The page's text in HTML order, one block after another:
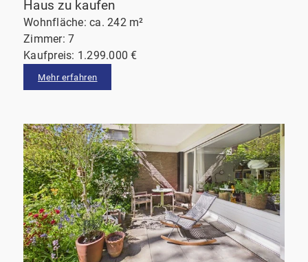
Haus zu kaufen
Wohnfläche: ca. 242 m²
Zimmer: 7
Kaufpreis: 1.299.000 €
Mehr erfahren